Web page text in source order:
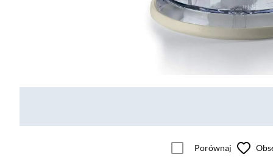
Porównaj